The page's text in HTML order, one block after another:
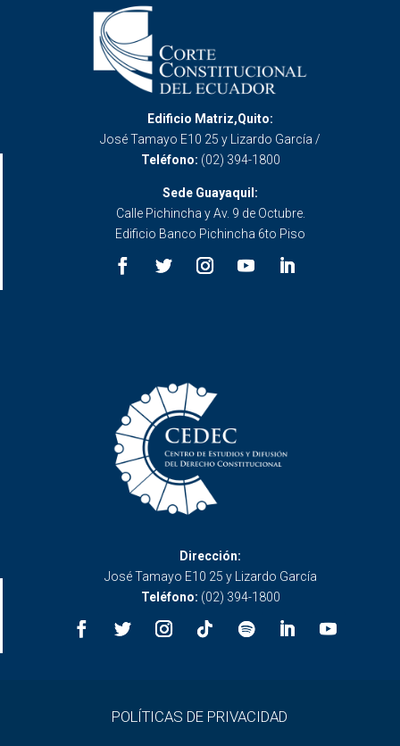
Edificio Matriz,Quito:
José Tamayo E10 25 y Lizardo García /
Teléfono: (02) 394-1800
Sede Guayaquil:
Calle Pichincha y Av. 9 de Octubre.
Edificio Banco Pichincha 6to Piso
Dirección:
José Tamayo E10 25 y Lizardo García
Teléfono: (02) 394-1800
POLÍTICAS DE PRIVACIDAD